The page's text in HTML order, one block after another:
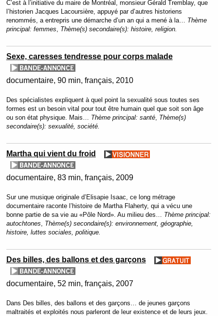
C’est à l’initiative du maire de Montréal, monsieur Gérald Tremblay, que
l’historien Jacques Lacoursière, appuyé par d’autres historiens
renommés, a entrepris une démarche d’un an qui a mené à la… Thème
principal: femmes, Thème(s) secondaire(s): histoire, religion.
Sexe, caresses tendresse pour corps malade
documentaire 90 min français 2010
Des spécialistes expliquent à quel point la sexualité sous toutes ses
formes est un besoin vital pour tout être humain quel que soit son âge
ou son état physique. Mais… Thème principal: santé, Thème(s)
secondaire(s): sexualité, société.
Martha qui vient du froid
documentaire 83 min français 2009
Sur une musique originale d’Elisapie Isaac, ce long métrage
documentaire raconte l’histoire de Martha Flaherty, qui a vécu une
bonne partie de sa vie au «Pôle Nord». Au milieu des… Thème principal:
autochtones, Thème(s) secondaire(s): environnement, géographie,
histoire, luttes sociales, politique.
Des billes, des ballons et des garçons
documentaire 52 min français 2007
Dans Des billes, des ballons et des garçons… de jeunes garçons
maltraités et exploités nous parleront de leur existence et de leurs jeux.